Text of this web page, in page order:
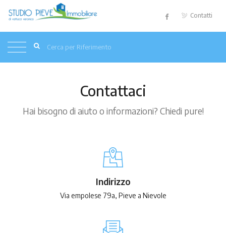
Contatti
Contattaci
Hai bisogno di aiuto o informazioni? Chiedi pure!
Indirizzo
Via empolese 79a, Pieve a Nievole